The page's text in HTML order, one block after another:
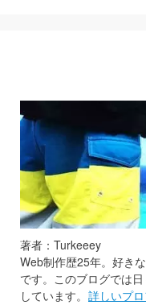
著者：Turkeeey
Web制作歴25年。好き
です。このブログでは
しています。 詳しいプ